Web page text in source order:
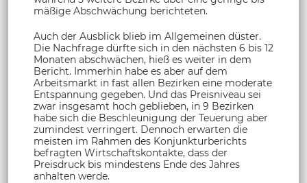
mäßige Abschwächung berichteten.
Auch der Ausblick blieb im Allgemeinen düster.
Die Nachfrage dürfte sich in den nächsten 6 bis 12
Monaten abschwächen, hieß es weiter in dem
Bericht. Immerhin habe es aber auf dem
Arbeitsmarkt in fast allen Bezirken eine moderate
Entspannung gegeben. Und das Preisniveau sei
zwar insgesamt hoch geblieben, in 9 Bezirken
habe sich die Beschleunigung der Teuerung aber
zumindest verringert. Dennoch erwarten die
meisten im Rahmen des Konjunkturberichts
befragten Wirtschaftskontakte, dass der
Preisdruck bis mindestens Ende des Jahres
anhalten werde.